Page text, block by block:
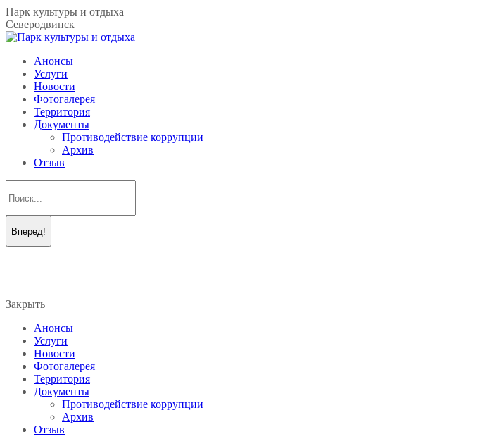
Перейти
к
содержанию
Парк культуры и отдыха
Северодвинск
Анонсы
Услуги
Новости
Фотогалерея
Территория
Документы
Противодействие коррупции
Архив
Отзыв
new
new
Закрыть
Анонсы
Услуги
Новости
Фотогалерея
Территория
Документы
Противодействие коррупции
Архив
Отзыв